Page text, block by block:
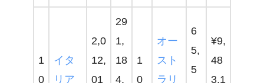
1
0
イタ
リア
2,0
12,
01
29
1,
18
4,
1
0
オー
スト
ラリ
6
5,
5
¥9,
48
3,1